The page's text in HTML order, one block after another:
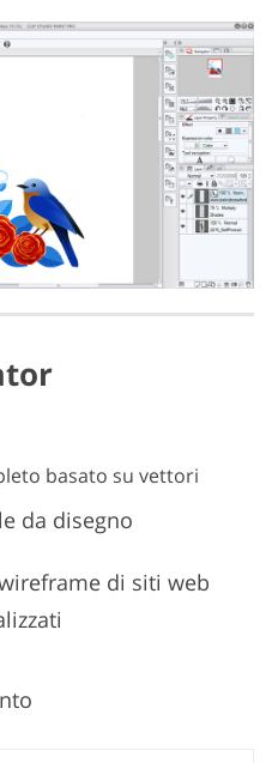
basato su vettori
da disegno
di siti web